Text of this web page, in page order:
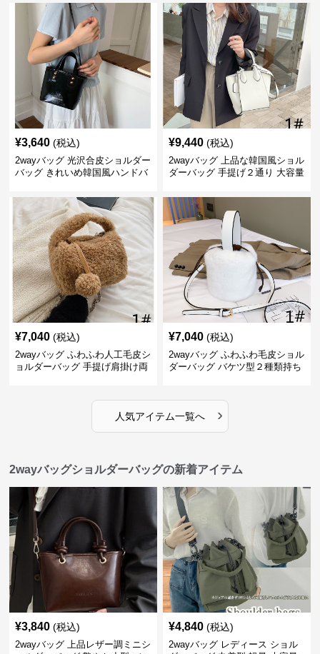
¥3,640 (税込)
2wayバッグ 光沢合皮ショルダー
バッグ きれいめ韓国風ハンドバ
¥9,440 (税込)
2wayバッグ 上品な韓国風ショル
ダーバッグ 手提げ２通り 大容量
¥7,040 (税込)
2wayバッグ ふわふわ人工毛皮シ
ョルダーバッグ 手提げ肩掛け両
¥7,040 (税込)
2wayバッグ ふわふわ毛皮ショル
ダーバッグ バケツ型２種類持ち
人気アイテム一覧へ ›
2wayバッグショルダーバッグの新着アイテム
¥3,840 (税込)
2wayバッグ 上品レザー調ミニシ
¥4,840 (税込)
2wayバッグ レディース ショル